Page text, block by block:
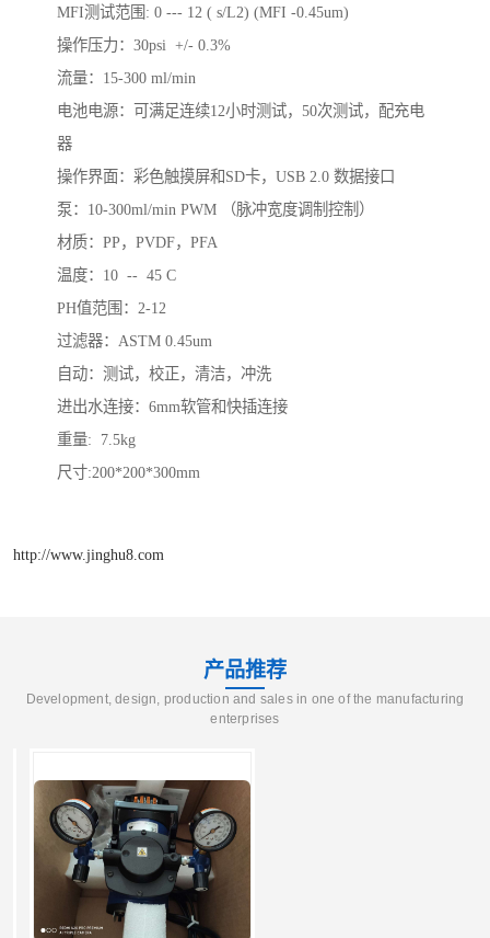
MFI测试范围: 0 --- 12 ( s/L2) (MFI -0.45um)
操作压力：30psi +/- 0.3%
流量：15-300 ml/min
电池电源：可满足连续12小时测试，50次测试，配充电
器
操作界面：彩色触摸屏和SD卡，USB 2.0 数据接口
泵：10-300ml/min PWM （脉冲宽度调制控制）
材质：PP，PVDF，PFA
温度：10 -- 45 C
PH值范围：2-12
过滤器：ASTM 0.45um
自动：测试，校正，清洁，冲洗
进出水连接：6mm软管和快插连接
重量: 7.5kg
尺寸:200*200*300mm
http://www.jinghu8.com
产品推荐
Development, design, production and sales in one of the manufacturing
enterprises